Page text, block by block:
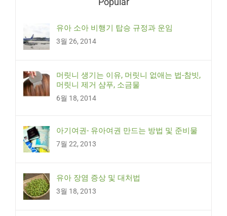
유아 소아 비행기 탑승 규정과 운임
3월 26, 2014
머릿니 생기는 이유, 머릿니 없애는 법-참빗,
머릿니 제거 샴푸, 소금물
6월 18, 2014
아기여권- 유아여권 만드는 방법 및 준비물
7월 22, 2013
유아 장염 증상 및 대처법
3월 18, 2013